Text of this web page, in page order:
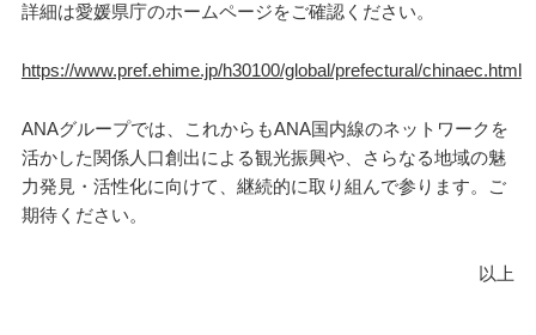
詳細は愛媛県庁のホームページをご確認ください。
https://www.pref.ehime.jp/h30100/global/prefectural/chinaec.html
ANAグループでは、これからもANA国内線のネットワークを
活かした関係人口創出による観光振興や、さらなる地域の魅
力発見・活性化に向けて、継続的に取り組んで参ります。ご
期待ください。
以上